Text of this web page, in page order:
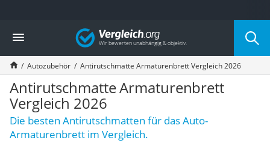
Die beliebtesten Vergleiche nach Kategorie
Auto & Motor
Fahrradträger-Anhängerkupplung (4 Fahrräder)
Fahrradträger
Fahrradträger (Anhängerkupplung)
Fahrradträger 3 Fahrräder
Benzinkanister (20 l)
Dashcam
Fahrradträger E-Bike
Vergleich
Autozubehör Antirutschmatte Armaturenbrett Vergleich 2026
Antirutschmatte Armaturenbrett
Vergleich 2026
Die besten Antirutschmatten für das Auto-
Armaturenbrett im Vergleich.